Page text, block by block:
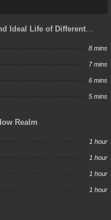
Ideal Life of Different
8 mins
7 mins
6 mins
5 mins
Realm
1 hour
1 hour
1 hour
1 hour